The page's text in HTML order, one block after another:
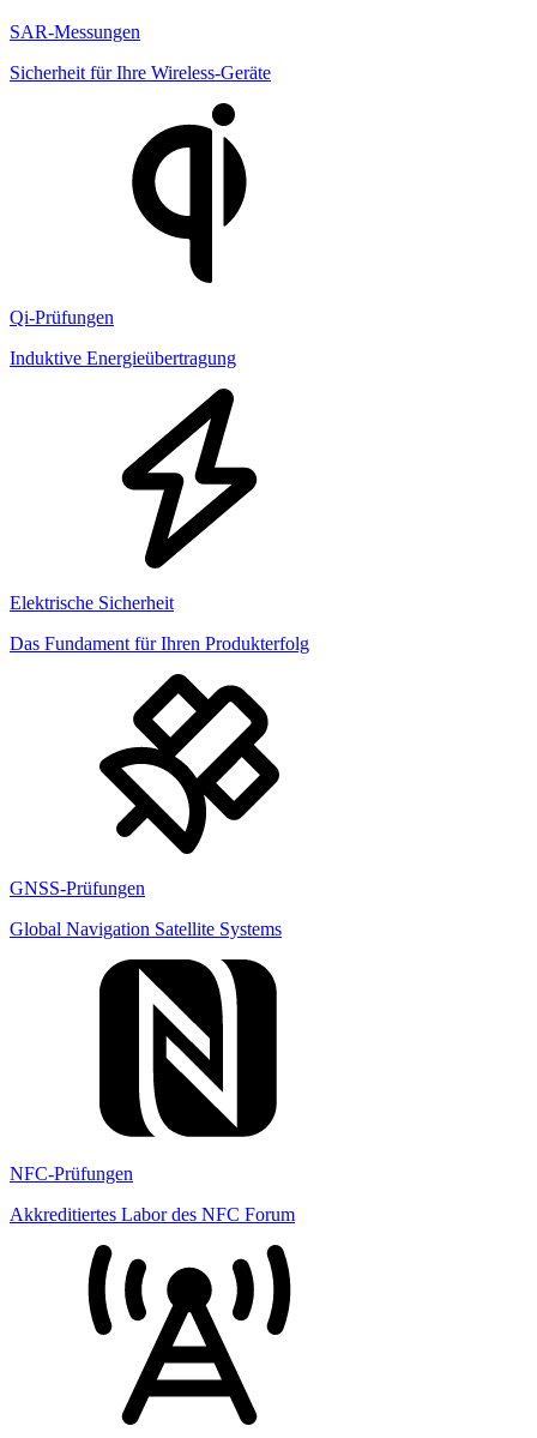
SAR-Messungen
Sicherheit für Ihre Wireless-Geräte
Qi-Prüfungen
Induktive Energieübertragung
Elektrische Sicherheit
Das Fundament für Ihren Produkterfolg
GNSS-Prüfungen
Global Navigation Satellite Systems
NFC-Prüfungen
Akkreditiertes Labor des NFC Forum